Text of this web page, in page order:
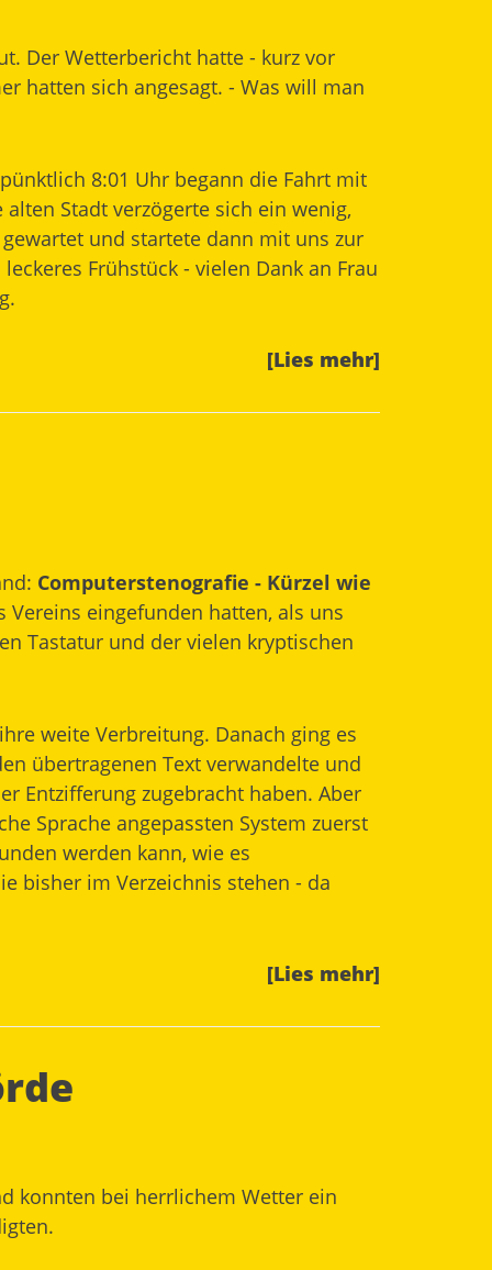
Der Wetterbericht hatte - kurz vor
hatten sich angesagt. - Was will man
8:01 Uhr begann die Fahrt mit
Stadt verzögerte sich ein wenig,
und startete dann mit uns zur
Frühstück - vielen Dank an Frau
[Lies mehr]
Computerstenografie - Kürzel wie
eingefunden hatten, als uns
Tastatur und der vielen kryptischen
weite Verbreitung. Danach ging es
übertragenen Text verwandelte und
Entzifferung zugebracht haben. Aber
Sprache angepassten System zuerst
werden kann, wie es
bisher im Verzeichnis stehen - da
[Lies mehr]
konnten bei herrlichem Wetter ein